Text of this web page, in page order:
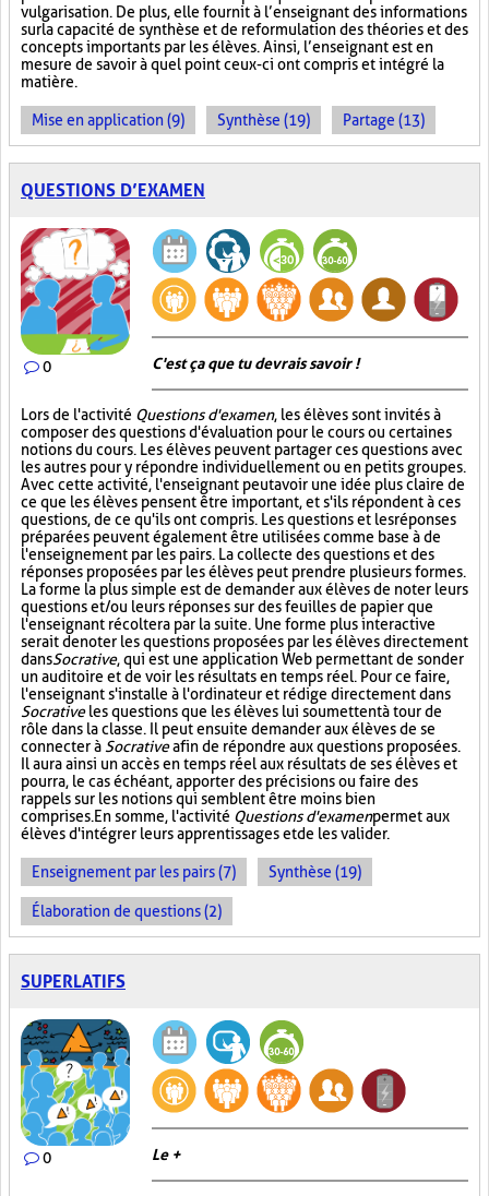
vulgarisation. De plus, elle fournit à l’enseignant des informations
sur la capacité de synthèse et de reformulation des théories et des
concepts importants par les élèves. Ainsi, l’enseignant est en
mesure de savoir à quel point ceux-ci ont compris et intégré la
matière.
Mise en application (9) Synthèse (19) Partage (13)
QUESTIONS D’EXAMEN
0 C'est ça que tu devrais savoir !
Lors de l'activité Questions d'examen, les élèves sont invités à
composer des questions d'évaluation pour le cours ou certaines
notions du cours. Les élèves peuvent partager ces questions avec
les autres pour y répondre individuellement ou en petits groupes.
Avec cette activité, l'enseignant peut avoir une idée plus claire de
ce que les élèves pensent être important, et s'ils répondent à ces
questions, de ce qu'ils ont compris. Les questions et les réponses
préparées peuvent également être utilisées comme base à de
l'enseignement par les pairs. La collecte des questions et des
réponses proposées par les élèves peut prendre plusieurs formes.
La forme la plus simple est de demander aux élèves de noter leurs
questions et/ou leurs réponses sur des feuilles de papier que
l'enseignant récoltera par la suite. Une forme plus interactive
serait de noter les questions proposées par les élèves directement
dansSocrative, qui est une application Web permettant de sonder
un auditoire et de voir les résultats en temps réel. Pour ce faire,
l'enseignant s'installe à l'ordinateur et rédige directement dans
Socrativeles questions que les élèves lui soumettent à tour de
rôle dans la classe. Il peut ensuite demander aux élèves de se
connecter à Socrativeafin de répondre aux questions proposées.
Il aura ainsi un accès en temps réel aux résultats de ses élèves et
pourra, le cas échéant, apporter des précisions ou faire des
rappels sur les notions qui semblent être moins bien
comprises. En somme, l'activité Questions d'examenpermet aux
élèves d'intégrer leurs apprentissages et de les valider.
Enseignement par les pairs (7) Synthèse (19)
Élaboration de questions (2)
SUPERLATIFS
0 Le +